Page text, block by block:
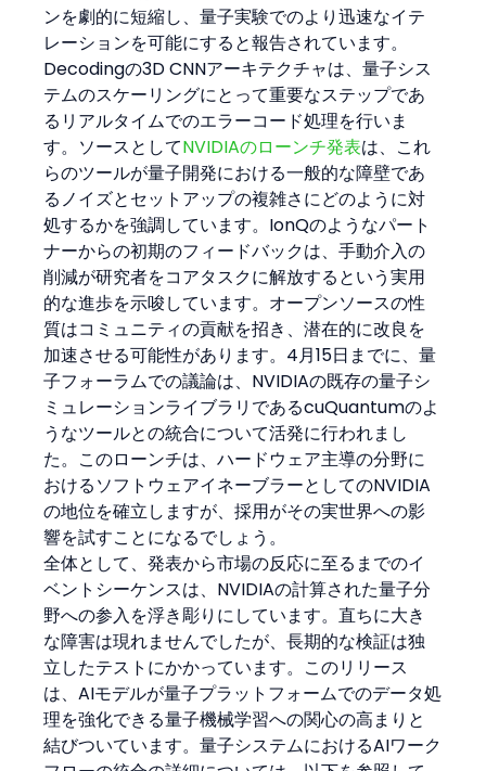
ンを劇的に短縮し、量子実験でのより迅速なイテ
レーションを可能にすると報告されています。
Decodingの3D CNNアーキテクチャは、量子シス
テムのスケーリングにとって重要なステップであ
るリアルタイムでのエラーコード処理を行いま
す。ソースとしてNVIDIAのローンチ発表は、これ
らのツールが量子開発における一般的な障壁であ
るノイズとセットアップの複雑さにどのように対
処するかを強調しています。IonQのようなパート
ナーからの初期のフィードバックは、手動介入の
削減が研究者をコアタスクに解放するという実用
的な進歩を示唆しています。オープンソースの性
質はコミュニティの貢献を招き、潜在的に改良を
加速させる可能性があります。4月15日までに、量
子フォーラムでの議論は、NVIDIAの既存の量子シ
ミュレーションライブラリであるcuQuantumのよ
うなツールとの統合について活発に行われまし
た。このローンチは、ハードウェア主導の分野に
おけるソフトウェアイネーブラーとしてのNVIDIA
の地位を確立しますが、採用がその実世界への影
響を試すことになるでしょう。
全体として、発表から市場の反応に至るまでのイ
ベントシーケンスは、NVIDIAの計算された量子分
野への参入を浮き彫りにしています。直ちに大き
な障害は現れませんでしたが、長期的な検証は独
立したテストにかかっています。このリリース
は、AIモデルが量子プラットフォームでのデータ処
理を強化できる量子機械学習への関心の高まりと
結びついています。量子システムにおけるAIワーク